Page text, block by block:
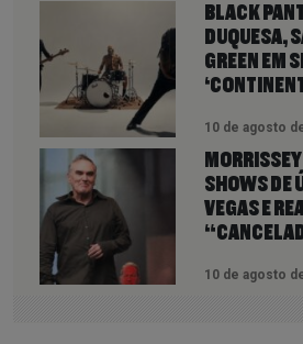
BLACK
DUQUESA,
GREEN EM
10 de agosto
SHOWS DE
VEGAS E
10 de agosto